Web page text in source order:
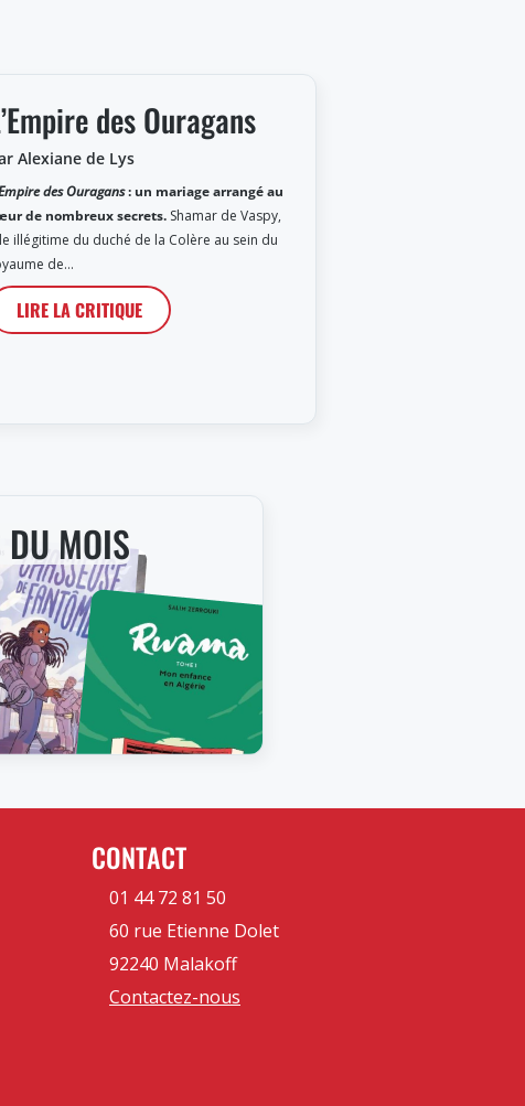
des Ouragans
Alexiane de Lys
des Ouragans: un mariage arrangé au
de nombreux secrets. Shamar de Vaspy,
illégitime du duché de la Colère au sein du
de…
LIRE LA CRITIQUE
DU MOIS
CONTACT
01 44 72 81 50
60 rue Etienne Dolet
92240 Malakoff
Contactez-nous